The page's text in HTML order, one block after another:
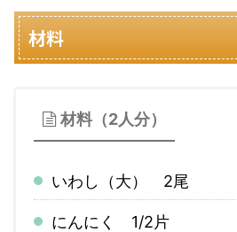
材料
材料（2人分）
いわし（大） 2尾
にんにく 1/2片